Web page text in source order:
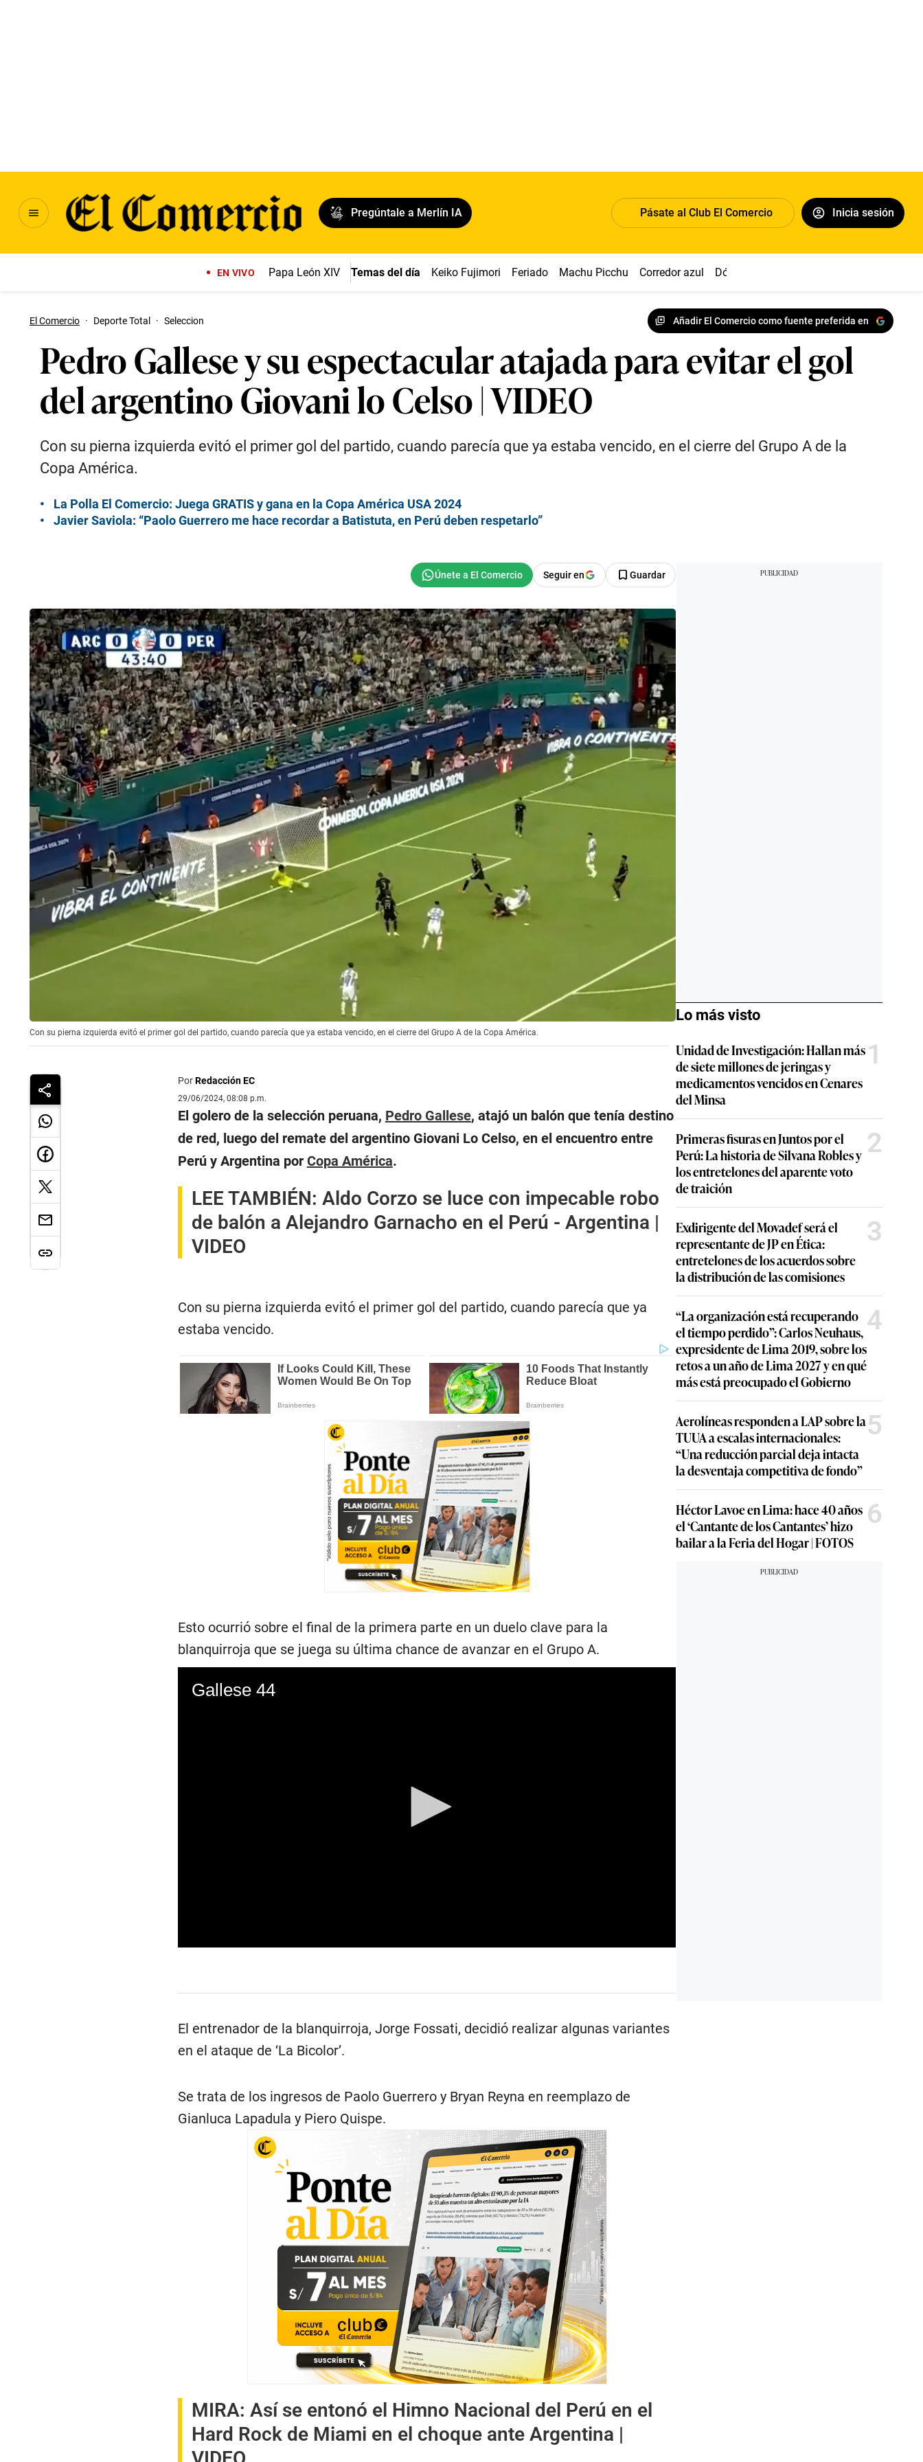
Pregúntale a Merlín IA Pásate al Club El Comercio Inicia sesión
EN VIVO Papa León XIV Temas del día Keiko Fujimori Feriado Machu Picchu Corredor azul Dólar
El Comercio · Deporte Total · Seleccion Añadir El Comercio como fuente preferida en
Pedro Gallese y su espectacular atajada para evitar el gol
del argentino Giovani lo Celso | VIDEO
Con su pierna izquierda evitó el primer gol del partido, cuando parecía que ya estaba vencido, en el cierre del Grupo A de la
Copa América.
La Polla El Comercio: Juega GRATIS y gana en la Copa América USA 2024
Javier Saviola: “Paolo Guerrero me hace recordar a Batistuta, en Perú deben respetarlo”
Seguir en Guardar
Con su pierna izquierda evitó el primer gol del partido, cuando parecía que ya estaba vencido, en el cierre del Grupo A de la Copa América.
PorRedacción EC
29/06/2024, 08:08 p.m.
El golero de la selección peruana, Pedro Gallese, atajó un balón que tenía destino
de red, luego del remate del argentino Giovani Lo Celso, en el encuentro entre
Perú y Argentina por Copa América.
LEE TAMBIÉN: Aldo Corzo se luce con impecable robo
de balón a Alejandro Garnacho en el Perú - Argentina |
VIDEO
Con su pierna izquierda evitó el primer gol del partido, cuando parecía que ya
estaba vencido.
Esto ocurrió sobre el final de la primera parte en un duelo clave para la
blanquirroja que se juega su última chance de avanzar en el Grupo A.
Gallese 44
o
s
f
e
o
El entrenador de la blanquirroja, Jorge Fossati, decidió realizar algunas variantes
en el ataque de ‘La Bicolor’.
Se trata de los ingresos de Paolo Guerrero y Bryan Reyna en reemplazo de
Gianluca Lapadula y Piero Quispe.
MIRA: Así se entonó el Himno Nacional del Perú en el
Hard Rock de Miami en el choque ante Argentina |
Lo más visto
Unidad de Investigación: Hallan más
de siete millones de jeringas y
medicamentos vencidos en Cenares
del Minsa
1
Primeras fisuras en Juntos por el
Perú: La historia de Silvana Robles y
los entretelones del aparente voto
de traición
2
Exdirigente del Movadef será el
representante de JP en Ética:
entretelones de los acuerdos sobre
la distribución de las comisiones
3
“La organización está recuperando
el tiempo perdido”: Carlos Neuhaus,
expresidente de Lima 2019, sobre los
retos a un año de Lima 2027 y en qué
más está preocupado el Gobierno
4
Aerolíneas responden a LAP sobre la
TUUA a escalas internacionales:
“Una reducción parcial deja intacta
la desventaja competitiva de fondo”
5
Héctor Lavoe en Lima: hace 40 años
el ‘Cantante de los Cantantes’ hizo
bailar a la Feria del Hogar | FOTOS
6